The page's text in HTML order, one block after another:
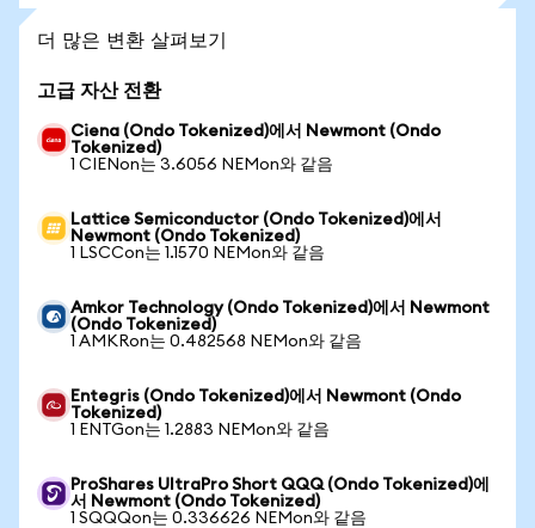
더 많은 변환 살펴보기
고급 자산 전환
Ciena (Ondo Tokenized)에서 Newmont (Ondo
Tokenized)
1 CIENon는 3.6056 NEMon와 같음
Lattice Semiconductor (Ondo Tokenized)에서
Newmont (Ondo Tokenized)
1 LSCCon는 1.1570 NEMon와 같음
Amkor Technology (Ondo Tokenized)에서 Newmont
(Ondo Tokenized)
1 AMKRon는 0.482568 NEMon와 같음
Entegris (Ondo Tokenized)에서 Newmont (Ondo
Tokenized)
1 ENTGon는 1.2883 NEMon와 같음
ProShares UltraPro Short QQQ (Ondo Tokenized)에
서 Newmont (Ondo Tokenized)
1 SQQQon는 0.336626 NEMon와 같음